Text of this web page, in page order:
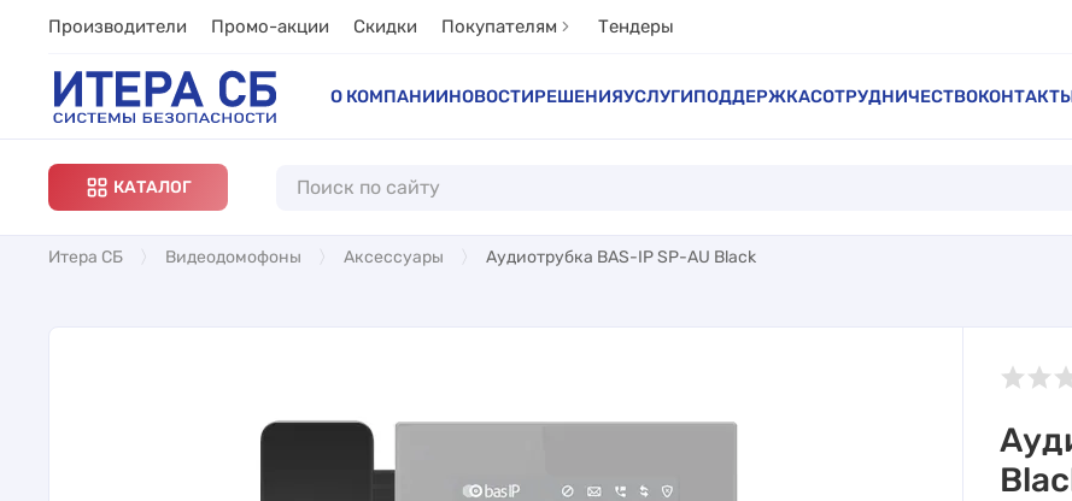
Производители Промо-акции Скидки Покупателям Тендеры
О КОМПАНИИНОВОСТИРЕШЕНИЯУСЛУГИПОДДЕРЖКАСОТРУДНИЧЕСТВО
КАТАЛОГ
Итера СБ Видеодомофоны Аксессуары Аудиотрубка BAS-IP SP-AU Black